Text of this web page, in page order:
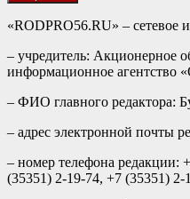
«RODPRO56.RU» – сетевое
– учредитель: Акционерное
информационное агентство
– ФИО главного редактора:
– адрес электронной почты
– номер телефона
(35351) 2-19-74, +7 (35351) 2-